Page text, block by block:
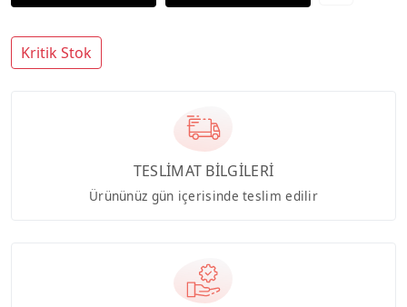
Kritik Stok
TESLİMAT BİLGİLERİ
Ürününüz gün içerisinde teslim edilir